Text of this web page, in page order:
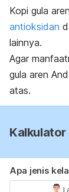
Kopi gula
antioksidan
lainnya.
Agar
gula aren
atas.
Kalkulator
Apa jenis